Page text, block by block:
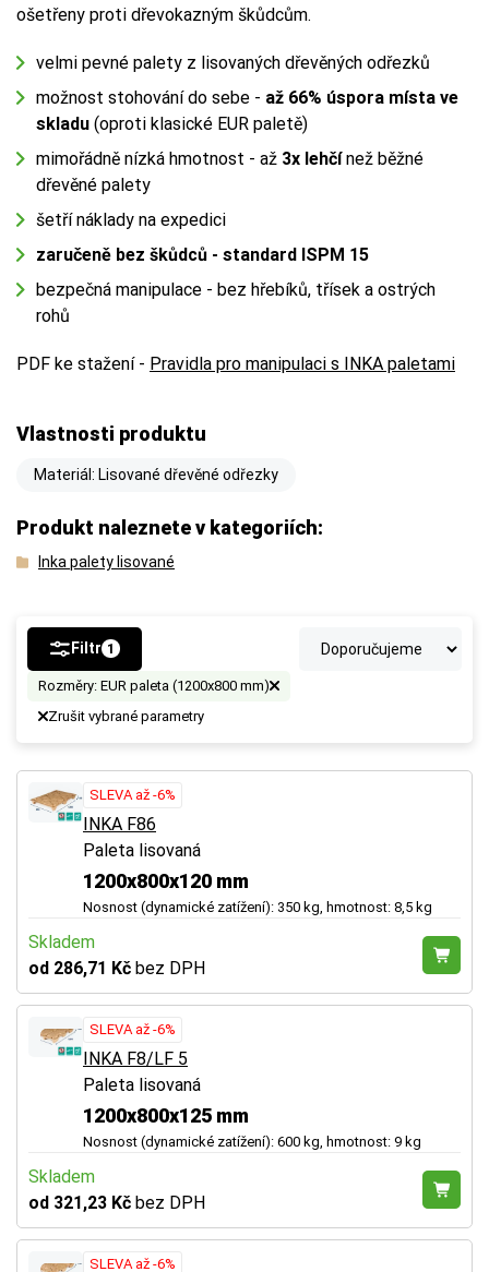
ošetřeny proti dřevokazným škůdcům.
velmi pevné palety z lisovaných dřevěných odřezků
možnost stohování do sebe - až 66% úspora místa ve
skladu (oproti klasické EUR paletě)
mimořádně nízká hmotnost - až 3x lehčínež běžné
dřevěné palety
šetří náklady na expedici
zaručeně bez škůdců - standard ISPM 15
bezpečná manipulace - bez hřebíků, třísek a ostrých
rohů
PDF ke stažení - Pravidla pro manipulaci s INKA paletami
Vlastnosti produktu
Materiál: Lisované dřevěné odřezky
Produkt naleznete v kategoriích:
Inka palety lisované
Filtr 1
Rozměry: EUR paleta (1200x800 mm)
Zrušit vybrané parametry
SLEVA až -6%
INKA F86
Paleta lisovaná
1200x800x120 mm
Nosnost (dynamické zatížení): 350 kg, hmotnost: 8,5 kg
Skladem
od 286,71 Kč bez DPH
SLEVA až -6%
INKA F8/LF 5
Paleta lisovaná
1200x800x125 mm
Nosnost (dynamické zatížení): 600 kg, hmotnost: 9 kg
Skladem
od 321,23 Kč bez DPH
SLEVA až -6%